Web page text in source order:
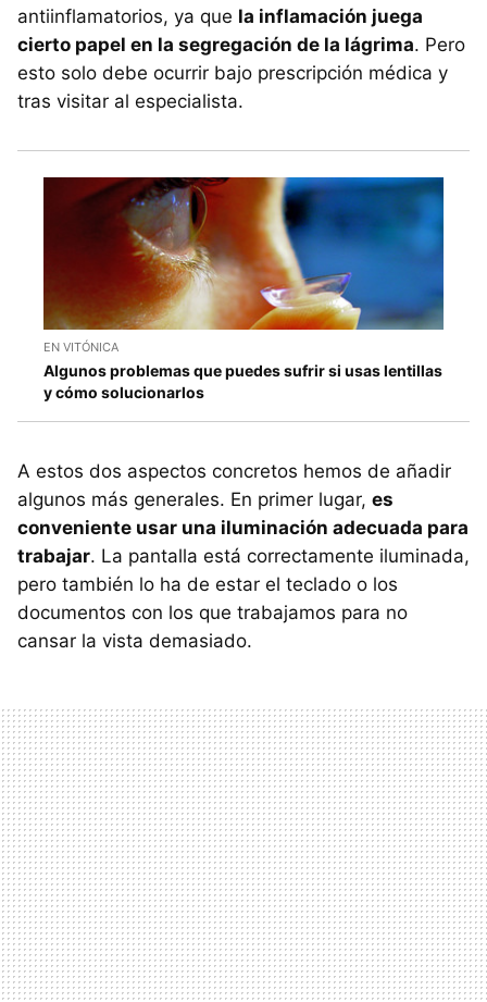
antiinflamatorios, ya que la inflamación juega
cierto papel en la segregación de la lágrima. Pero
esto solo debe ocurrir bajo prescripción médica y
tras visitar al especialista.
EN VITÓNICA
Algunos problemas que puedes sufrir si usas lentillas
y cómo solucionarlos
A estos dos aspectos concretos hemos de añadir
algunos más generales. En primer lugar, es
conveniente usar una iluminación adecuada para
trabajar. La pantalla está correctamente iluminada,
pero también lo ha de estar el teclado o los
documentos con los que trabajamos para no
cansar la vista demasiado.